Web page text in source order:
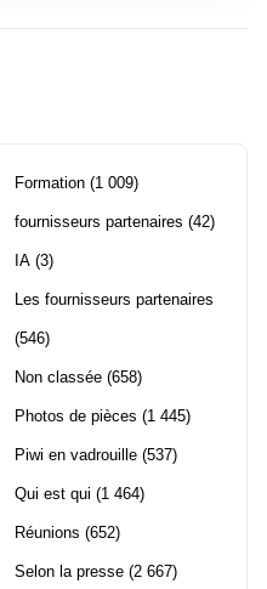
Formation (1 009)
fournisseurs partenaires (42)
IA (3)
Les fournisseurs partenaires
(546)
Non classée (658)
Photos de pièces (1 445)
Piwi en vadrouille (537)
Qui est qui (1 464)
Réunions (652)
Selon la presse (2 667)